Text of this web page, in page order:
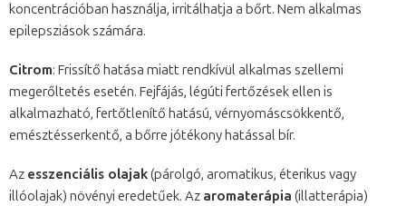
koncentrációban használja, irritálhatja a bőrt. Nem alkalmas
epilepsziások számára.
Citrom: Frissítő hatása miatt rendkívül alkalmas szellemi
megerőltetés esetén. Fejfájás, légúti fertőzések ellen is
alkalmazható, fertőtlenítő hatású, vérnyomáscsökkentő,
emésztésserkentő, a bőrre jótékony hatással bír.
Az esszenciális olajak(párolgó, aromatikus, éterikus vagy
illóolajak) növényi eredetűek. Az aromaterápia (illatterápia)